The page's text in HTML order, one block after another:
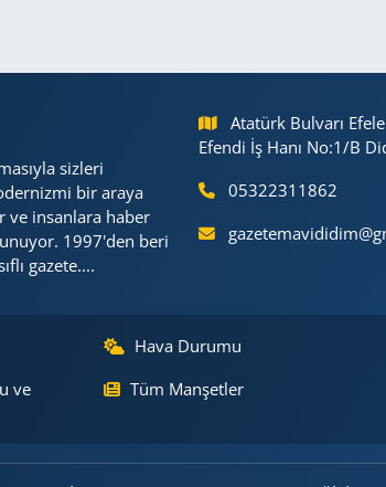
sizleri
bir araya
ve insanlara haber
1997'den beri
gazete....
Atatürk Bulvarı
Efendi İş Hanı No:1/B
05322311862
Hava Durumu
ve
Tüm Manşetler